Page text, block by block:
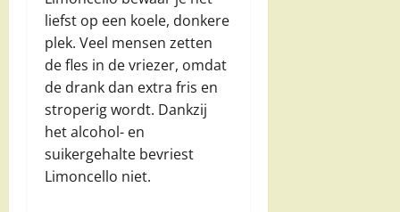
liefst op een koele, donkere
plek. Veel mensen zetten
de fles in de vriezer, omdat
de drank dan extra fris en
stroperig wordt. Dankzij
het alcohol- en
suikergehalte bevriest
Limoncello niet.